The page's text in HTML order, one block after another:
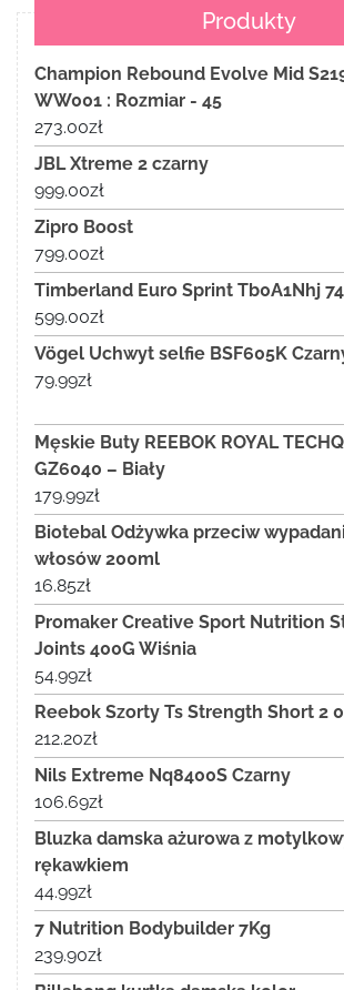
Produkty
Champion Rebound Evolve Mid
WW001 : Rozmiar - 45
273.00zł
JBL Xtreme 2 czarny
999.00zł
Zipro Boost
799.00zł
Timberland Euro Sprint Tb0A1Nhj
599.00zł
Vögel Uchwyt selfie BSF605K
79.99zł
Męskie Buty REEBOK ROYAL
GZ6040 – Biały
179.99zł
Biotebal Odżywka przeciw
włosów 200ml
16.85zł
Promaker Creative Sport Nutrition
Joints 400G Wiśnia
54.99zł
Reebok Szorty Ts Strength Short 2
212.20zł
Nils Extreme Nq8400S Czarny
106.69zł
Bluzka damska ażurowa z
rękawkiem
44.99zł
7 Nutrition Bodybuilder 7Kg
239.90zł